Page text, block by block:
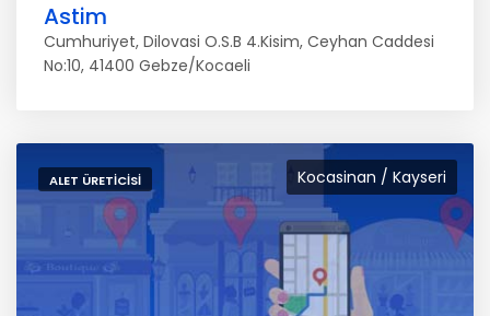
Astim
Cumhuriyet, Dilovasi O.S.B 4.Kisim, Ceyhan Caddesi
No:10, 41400 Gebze/Kocaeli
Kocasinan / Kayseri
ALET ÜRETICISI